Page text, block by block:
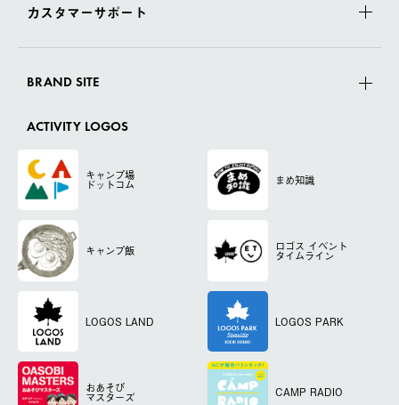
カスタマーサポート
BRAND SITE
ACTIVITY LOGOS
キャンプ場
ドットコム まめ知識
キャンプ飯 ロゴス イベント
タイムライン
LOGOS LAND LOGOS PARK
おあそび
マスターズ CAMP RADIO